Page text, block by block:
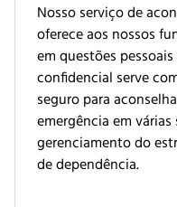
Nosso serviço de
oferece aos nossos
em questões
confidencial serve
seguro para
emergência em
gerenciamento do
de dependência.